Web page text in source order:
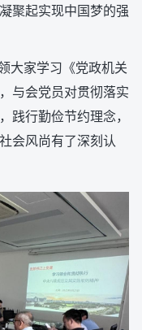
聚起实现中国梦的强
大家学习《党政机关
与会党员对贯彻落实
践行勤俭节约理念，
会风尚有了深刻认